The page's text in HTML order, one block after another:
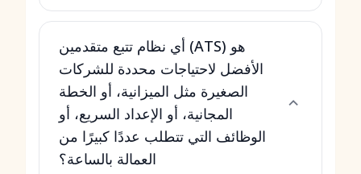
أي نظام تتبع متقدمين (ATS) هو
الأفضل لاحتياجات محددة للشركات
الصغيرة مثل الميزانية، أو الخطة
المجانية، أو الإعداد السريع، أو
الوظائف التي تتطلب عددًا كبيرًا من
العمالة بالساعة؟